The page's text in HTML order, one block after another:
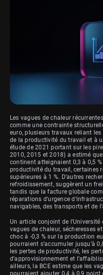
Les vagues de chaleur
comme une contrainte
euro, plusieurs travaux reliant
de la productivité du travail et à
étude de 2021 portant sur les
2010, 2015 et 2018) a estimé
continent atteignaient 0,3 à 0,5
productivité du travail, certaines
supérieures à 1 %. D’autres
refroidissement, suggèrent un
tandis que la facture globale
réparations d’urgence
navigables, des transports et de
Un article conjoint de
vagues de chaleur, sécheresses
choc à -0,3 % sur la production
pourraient s’accumuler jusqu’à
les pertes de productivité, les
d’approvisionnement et
ailleurs, la BCE estime que les